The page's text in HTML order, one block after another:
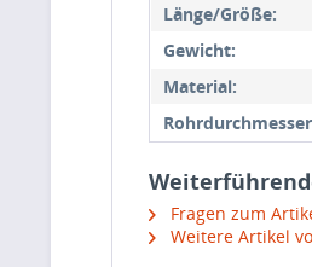
Länge/Größe:
Gewicht:
Material:
Fragen zum
Weitere Artikel